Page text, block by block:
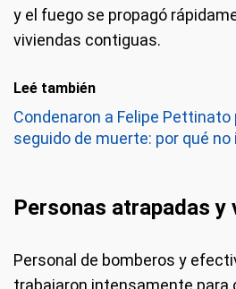
y el fuego se propagó
viviendas contiguas.
Leé también
Condenaron a Felipe
seguido de muerte: por qué no
Personas atrapadas y
Personal de bomberos y
trabajaron intensamente para